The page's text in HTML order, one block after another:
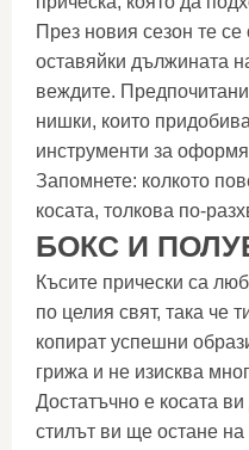
През новия сезон те
оставяйки дължината
веждите.
нишки, които
инструменти за
Запомнете: колкото
косата, толкова по-
БОКС И
Късите прически са
по целия свят, така че
копират успешни
грижа и не изисква
Достатъчно е косата
стилът ви ще остане на